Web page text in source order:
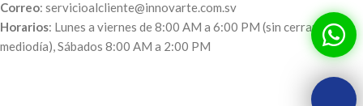
Correo: servicioalcliente@innovarte.com.sv
Horarios: Lunes a viernes de 8:00 AM a 6:00 PM (sin cerrar al
mediodía), Sábados 8:00 AM a 2:00 PM